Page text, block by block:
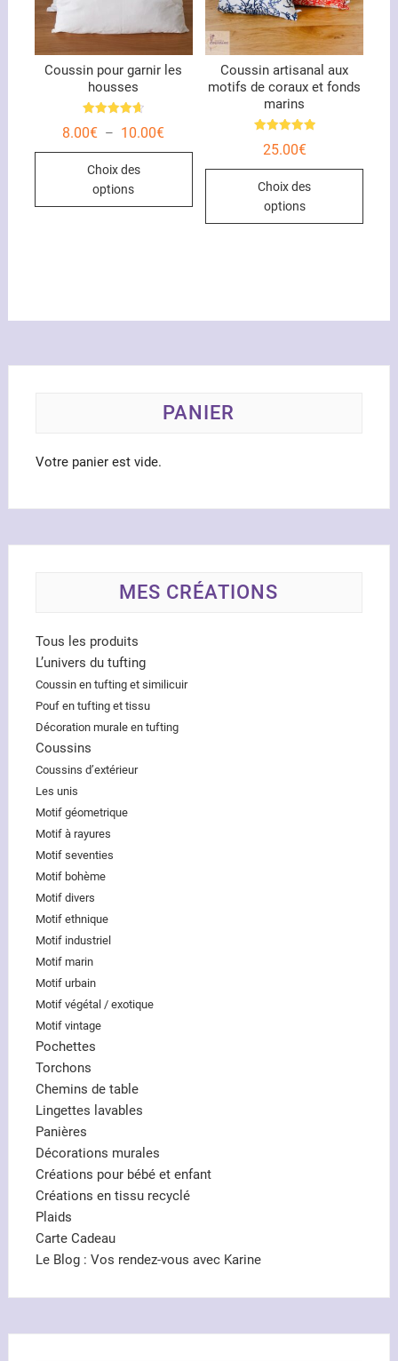
Coussin pour garnir les
housses
4.67
8.00€ – 10.00€Plage
prix :
Choix des
options
Ce
plusieurs
sur
page
Coussin artisanal aux
motifs de coraux et fonds
marins
5.00
25.00€
Choix des
options
Ce
PANIER
Votre panier est vide.
MES CRÉATIONS
Tous les produits
L’univers du tufting
Coussin en tufting et similicuir
Pouf en tufting et tissu
Décoration murale en tufting
Coussins
Coussins d’extérieur
Les unis
Motif géometrique
Motif à rayures
Motif seventies
Motif bohème
Motif divers
Motif ethnique
Motif industriel
Motif marin
Motif urbain
Motif végétal / exotique
Motif vintage
Pochettes
Torchons
Chemins de table
Lingettes lavables
Panières
Décorations murales
Créations pour bébé et enfant
Créations en tissu recyclé
Plaids
Carte Cadeau
Le Blog : Vos rendez-vous avec Karine